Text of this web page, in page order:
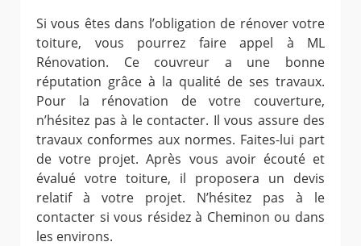
Si vous êtes dans l’obligation de rénover votre
toiture, vous pourrez faire appel à ML
Rénovation. Ce couvreur a une bonne
réputation grâce à la qualité de ses travaux.
Pour la rénovation de votre couverture,
n’hésitez pas à le contacter. Il vous assure des
travaux conformes aux normes. Faites-lui part
de votre projet. Après vous avoir écouté et
évalué votre toiture, il proposera un devis
relatif à votre projet. N’hésitez pas à le
contacter si vous résidez à Cheminon ou dans
les environs.